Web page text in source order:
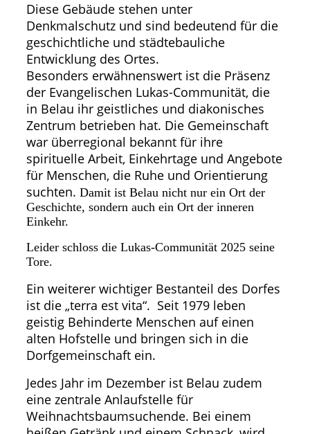
Diese Gebäude stehen unter
Denkmalschutz und sind bedeutend für die
geschichtliche und städtebauliche
Entwicklung des Ortes.
Besonders erwähnenswert ist die Präsenz
der Evangelischen Lukas-Communität, die
in Belau ihr geistliches und diakonisches
Zentrum betrieben hat. Die Gemeinschaft
war überregional bekannt für ihre
spirituelle Arbeit, Einkehrtage und Angebote
für Menschen, die Ruhe und Orientierung
suchten. Damit ist Belau nicht nur ein Ort der
Geschichte, sondern auch ein Ort der inneren
Einkehr.
Leider schloss die Lukas-Communität 2025 seine
Tore.
Ein weiterer wichtiger Bestanteil des Dorfes
ist die „terra est vita“. Seit 1979 leben
geistig Behinderte Menschen auf einen
alten Hofstelle und bringen sich in die
Dorfgemeinschaft ein.
Jedes Jahr im Dezember ist Belau zudem
eine zentrale Anlaufstelle für
Weihnachtsbaumsuchende. Bei einem